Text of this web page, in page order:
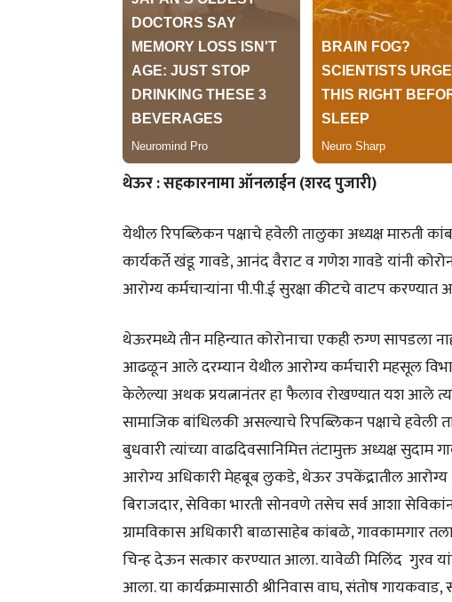
थेऊर : सहकारनामा ऑनलाईन (शरद पुजारी)
येथील रिपब्लिकन पक्षाचे हवेली तालुका अध्यक्ष मारुती
कार्यकर्ते खंडू गावडे, आनंद वैराट व गणेश गावडे यांनी
आरोग्य कर्मचाऱ्यांना पी.पी.ई सुरक्षा कीटचे वाटप
थेऊरमध्ये तीन महिन्यात कोरोनाचा एकही रुग्ण सापडला
आढळून आले दरम्यान येथील आरोग्य कर्मचारी महसूल
केलेल्या अथक प्रयत्नानंतर हा फैलाव रोखण्यात यश आले
सामाजिक बांधिलकी असल्याचे रिपब्लिकन पक्षाचे हवेली
बुधवारी त्यांच्या वाढदिवसानिमित्त तंटामुक्त अध्यक्ष सुदाम
आरोग्य अधिकारी मेहबूब लुकडे, थेऊर उपकेंद्रातील आरोग्य
बिराजदार, सेविका भारती सोनवणे तसेच सर्व आशा
ग्रामविकास अधिकारी बाळासाहेब कांबळे, गावकामगार
चिन्ह देऊन सत्कार करण्यात आला. यावेळी मिलिंद गुरव
आला. या कार्यक्रमासाठी श्रीनिवास वाघ, संतोष